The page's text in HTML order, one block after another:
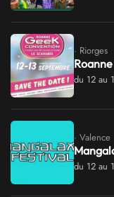
· Riorges
du 12 au
· Valence
du 12 au